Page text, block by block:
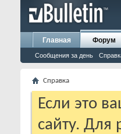
Главная Форум
Сообщения за день
Справка
Если это
сайту.